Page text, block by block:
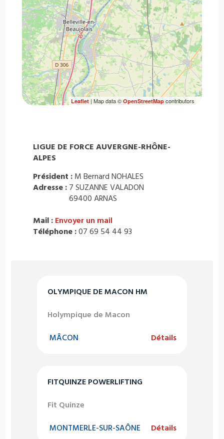
OLYMPIQUE DE MACON HM
Holympique de Macon
MÂCON Détails
FITQUINZE POWERLIFTING
Fit Quinze
MONTMERLE-SUR-SAÔNE Détails
Leaflet| Map data © OpenStreetMapcontributors
LIGUE DE FORCE AUVERGNE-RHÔNE-
ALPES
Président : M Bernard NOHALES
Adresse : 7 SUZANNE VALADON
69400 ARNAS
Mail : Envoyer un mail
Téléphone :07 69 54 44 93